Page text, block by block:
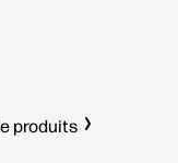
produits